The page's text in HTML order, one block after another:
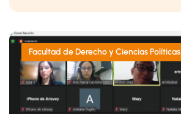
Facultad de Derecho y Ciencias Políticas